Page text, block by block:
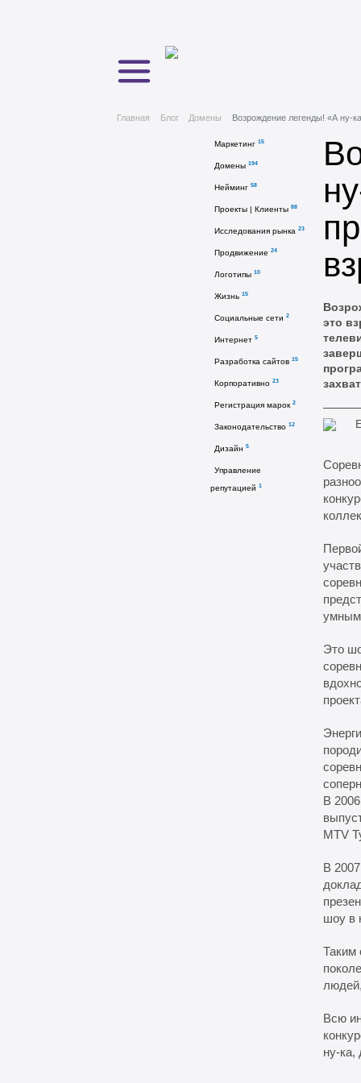
Главная Блог Домены Возрождение легенды! «А ну-
Маркетинг 15
Домены 194
Нейминг 58
Проекты | Клиенты 88
Исследования рынка 23
Продвижение 24
Логотипы 10
Жизнь 15
Социальные сети 2
Интернет 5
Разработка сайтов 15
Корпоративно 23
Регистрация марок 2
Законодательство 12
Дизайн 5
Управление
репутацией 1
это
Это
В
MTV
В
шоу в
Таким
Всю
ну-